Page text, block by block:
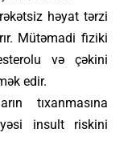
həyat tərzi
Mütəmadi fiziki
və çəkini
edir.
tıxanmasına
insult riskini